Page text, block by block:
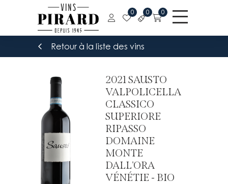
0 0 0
Retour à la liste des vins
2021 SAUSTO
VALPOLICELLA
CLASSICO
SUPERIORE
RIPASSO
DOMAINE
MONTE
DALL'ORA
VÉNÉTIE - BIO